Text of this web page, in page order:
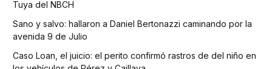
Tuya del NBCH
Sano y salvo: hallaron a Daniel Bertonazzi caminando por la
avenida 9 de Julio
Caso Loan, el juicio: el perito confirmó rastros de del niño en